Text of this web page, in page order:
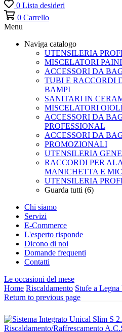
0 Lista desideri
0 Carrello
Menu
Naviga catalogo
UTENSILERIA
MISCELATORI PAINI
ACCESSORI DA
TUBI E RACCORDI
BAMPI
SANITARI IN
MISCELATORI
ACCESSORI DA
PROFESSIONAL
ACCESSORI DA
PROMOZIONALI
UTENSILERIA
RACCORDI PER
MANICHETTA E
UTENSILERIA
Guarda tutti (6)
Chi siamo
Servizi
E-Commerce
L'esperto risponde
Dicono di noi
Domande frequenti
Contatti
Le occasioni del mese
Home Riscaldamento Stufe a
Return to previous page